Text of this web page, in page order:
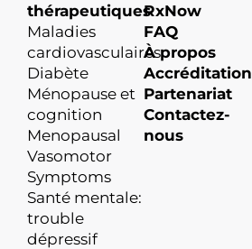
thérapeutiques
Maladies
cardiovasculaires
Diabète
Ménopause et
cognition
Menopausal
Vasomotor
Symptoms
Santé mentale:
trouble
dépressif
RxNow
FAQ
À propos
Accréditation
Partenariat
Contactez-
nous